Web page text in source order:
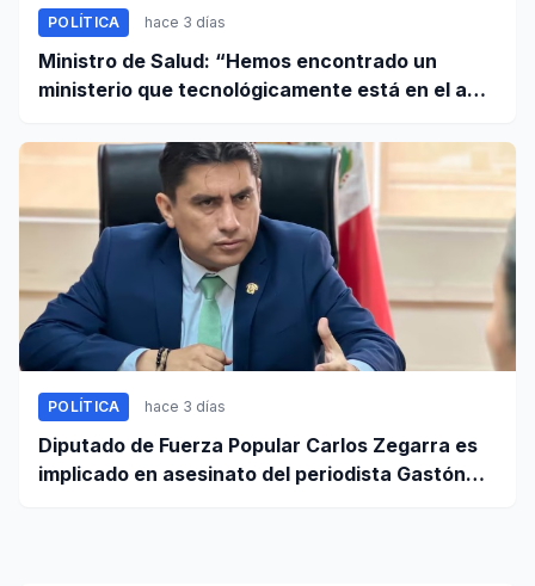
POLÍTICA hace 3 días
Ministro de Salud: “Hemos encontrado un
ministerio que tecnológicamente está en el año
POLÍTICA hace 3 días
Diputado de Fuerza Popular Carlos Zegarra es
implicado en asesinato del periodista Gastón